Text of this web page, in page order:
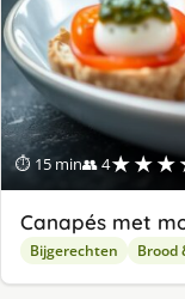
⏱ 15 min👥 4
Canapés met
Bijgerechten Brood